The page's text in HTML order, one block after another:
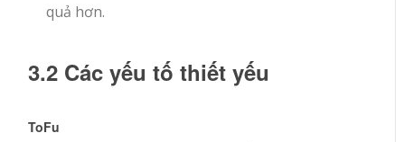
quả hơn.
3.2 Các yếu tố thiết yếu
ToFu